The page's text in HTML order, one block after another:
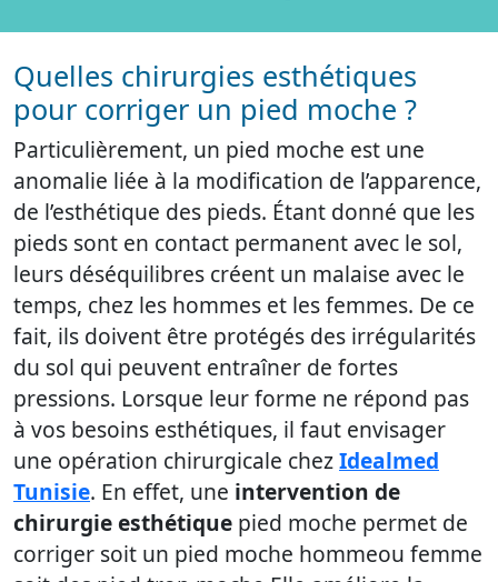
Quelles chirurgies esthétiques
pour corriger un pied moche ?
Particulièrement, un pied moche est une
anomalie liée à la modification de l’apparence,
de l’esthétique des pieds. Étant donné que les
pieds sont en contact permanent avec le sol,
leurs déséquilibres créent un malaise avec le
temps, chez les hommes et les femmes. De ce
fait, ils doivent être protégés des irrégularités
du sol qui peuvent entraîner de fortes
pressions. Lorsque leur forme ne répond pas
à vos besoins esthétiques, il faut envisager
une opération chirurgicale chezIdealmed
Tunisie. En effet, une intervention de
chirurgie esthétique pied moche permet de
corriger soit un pied moche hommeou femme